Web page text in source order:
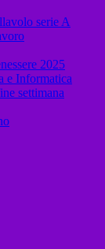
serie A
2025
e Informatica
settimana